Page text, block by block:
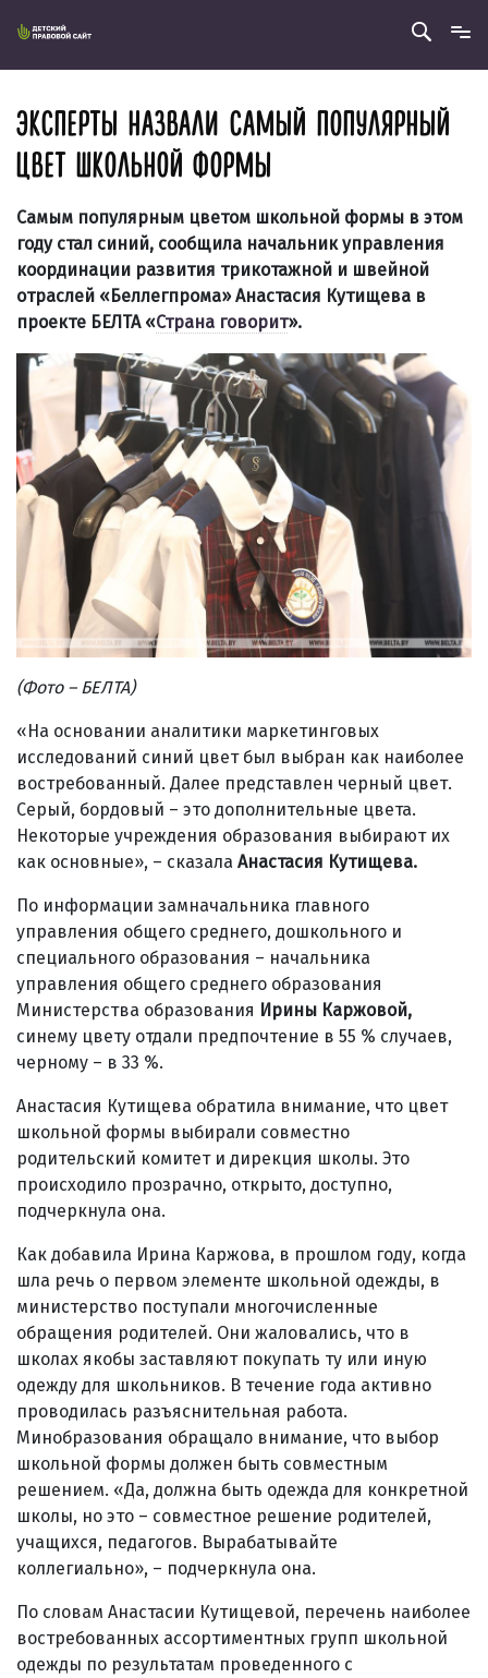
ЭКСПЕРТЫ НАЗВАЛИ САМЫЙ ПОПУЛЯРНЫЙ
ЦВЕТ ШКОЛЬНОЙ ФОРМЫ
Самым популярным цветом школьной формы в этом
году стал синий, сообщила начальник управления
координации развития трикотажной и швейной
отраслей «Беллегпрома» Анастасия Кутищева в
проекте БЕЛТА «Страна говорит».
(Фото – БЕЛТА)
«На основании аналитики маркетинговых
исследований синий цвет был выбран как наиболее
востребованный. Далее представлен черный цвет.
Серый, бордовый – это дополнительные цвета.
Некоторые учреждения образования выбирают их
как основные», – сказала Анастасия Кутищева.
По информации замначальника главного
управления общего среднего, дошкольного и
специального образования – начальника
управления общего среднего образования
Министерства образования Ирины Каржовой,
синему цвету отдали предпочтение в 55 % случаев,
черному – в 33 %.
Анастасия Кутищева обратила внимание, что цвет
школьной формы выбирали совместно
родительский комитет и дирекция школы. Это
происходило прозрачно, открыто, доступно,
подчеркнула она.
Как добавила Ирина Каржова, в прошлом году, когда
шла речь о первом элементе школьной одежды, в
министерство поступали многочисленные
обращения родителей. Они жаловались, что в
школах якобы заставляют покупать ту или иную
одежду для школьников. В течение года активно
проводилась разъяснительная работа.
Минобразования обращало внимание, что выбор
школьной формы должен быть совместным
решением. «Да, должна быть одежда для конкретной
школы, но это – совместное решение родителей,
учащихся, педагогов. Вырабатывайте
коллегиально», – подчеркнула она.
По словам Анастасии Кутищевой, перечень наиболее
востребованных ассортиментных групп школьной
одежды по результатам проведенного с